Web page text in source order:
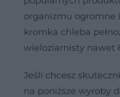
organizmu ogromne
kromka chleba
wieloziarnisty nawet
Jeśli chcesz
na poniższe wyroby